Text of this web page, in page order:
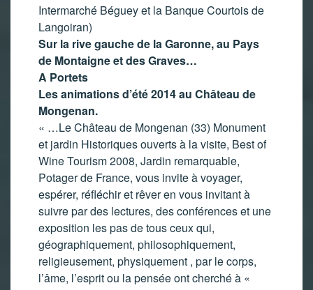
Intermarché Béguey et la Banque Courtois de
Langoiran)
Sur la rive gauche de la Garonne, au Pays
de Montaigne et des Graves…
A Portets
Les animations d’été 2014 au Château de
Mongenan.
« …Le Château de Mongenan (33) Monument
et jardin Historiques ouverts à la visite, Best of
Wine Tourism 2008, Jardin remarquable,
Potager de France, vous invite à voyager,
espérer, réfléchir et rêver en vous invitant à
suivre par des lectures, des conférences et une
exposition les pas de tous ceux qui,
géographiquement, philosophiquement,
religieusement, physiquement , par le corps,
l’âme, l’esprit ou la pensée ont cherché à «